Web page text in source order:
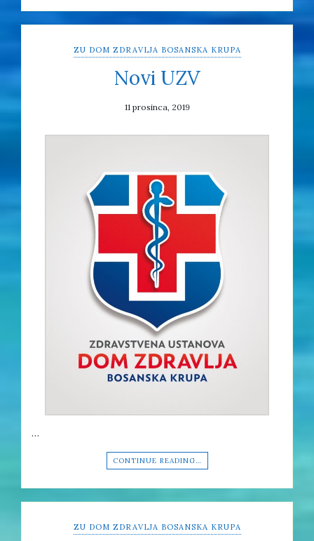
ZU DOM ZDRAVLJA BOSANSKA KRUPA
Novi UZV
11 prosinca, 2019
…
CONTINUE READING…
ZU DOM ZDRAVLJA BOSANSKA KRUPA